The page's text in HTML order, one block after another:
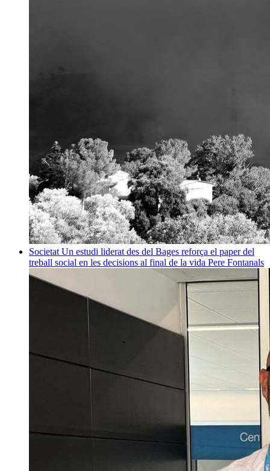
Societat Un estudi liderat des del Bages reforça el paper del
treball social en les decisions al final de la vida Pere Fontanals